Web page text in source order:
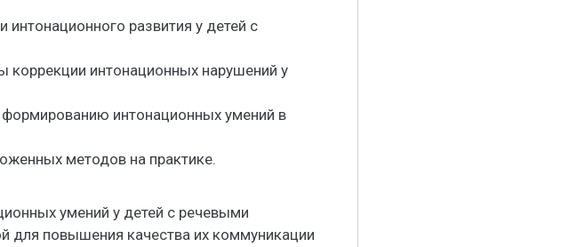
интонационного развития у детей с
интонационных нарушений у
интонационных умений в
методов на практике.
умений у детей с речевыми
для повышения качества их коммуникации